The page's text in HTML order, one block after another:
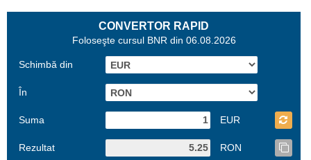
CONVERTOR RAPID
Foloseşte cursul BNR din 06.08.2026
Schimbă din
În
Suma EUR
Rezultat RON